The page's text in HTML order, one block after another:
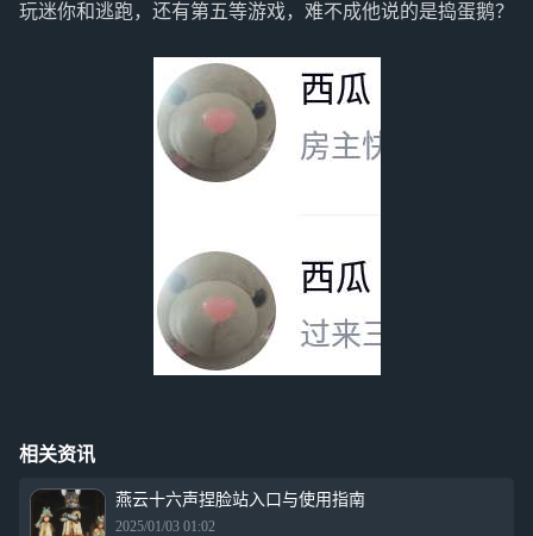
玩迷你和逃跑，还有第五等游戏，难不成他说的是捣蛋鹅？
相关资讯
燕云十六声捏脸站入口与使用指南
2025/01/03 01:02